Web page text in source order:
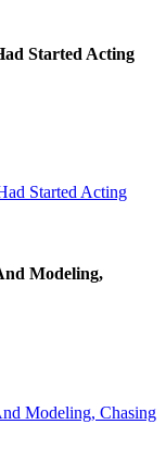
Started Acting
Modeling,